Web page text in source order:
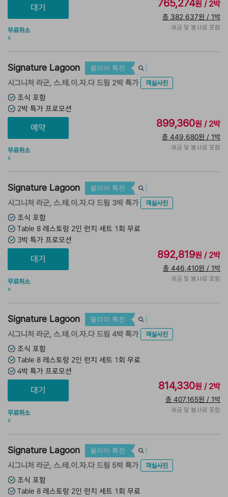
무료취소
x
765,274원 / 2박
총 382,637원 / 1박
세금 및 봉사료 포함
Signature Lagoon 물리아 특전
시그니처 라군, 스.테.이.자.다 드림 2박 특가
객실사진
조식 포함
2박 특가 프로모션
무료취소
x
899,360원 / 2박
총 449,680원 / 1박
세금 및 봉사료 포함
Signature Lagoon 물리아 특전
시그니처 라군, 스.테.이.자.다 드림 3박 특가
객실사진
조식 포함
Table 8 레스토랑 2인 런치 세트 1회 무료
3박 특가 프로모션
무료취소
x
892,819원 / 2박
총 446,410원 / 1박
세금 및 봉사료 포함
Signature Lagoon 물리아 특전
시그니처 라군, 스.테.이.자.다 드림 4박 특가
객실사진
조식 포함
Table 8 레스토랑 2인 런치 세트 1회 무료
4박 특가 프로모션
무료취소
x
814,330원 / 2박
총 407,165원 / 1박
세금 및 봉사료 포함
Signature Lagoon 물리아 특전
시그니처 라군, 스.테.이.자.다 드림 5박 특가
객실사진
조식 포함
Table 8 레스토랑 2인 런치 세트 1회 무료